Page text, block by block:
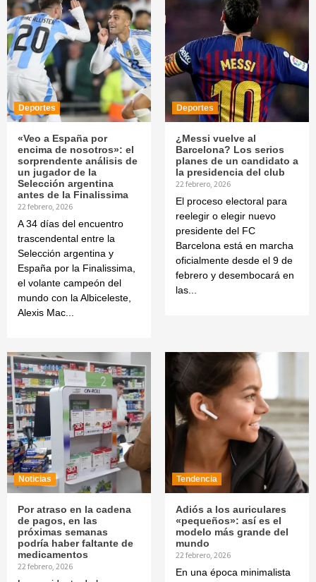
Deportes
«Veo a España por
encima de nosotros»: el
sorprendente análisis de
un jugador de la
Selección argentina
antes de la Finalissima
22 febrero, 2026
A 34 días del encuentro
trascendental entre la
Selección argentina y
España por la Finalissima,
el volante campeón del
mundo con la Albiceleste,
Alexis Mac...
Deportes
¿Messi vuelve al
Barcelona? Los serios
planes de un candidato a
la presidencia del club
22 febrero, 2026
El proceso electoral para
reelegir o elegir nuevo
presidente del FC
Barcelona está en marcha
oficialmente desde el 9 de
febrero y desembocará en
las...
Noticias
Por atraso en la cadena
de pagos, en las
próximas semanas
podría haber faltante de
medicamentos
22 febrero, 2026
Tendencia
Adiós a los auriculares
«pequeños»: así es el
modelo más grande del
mundo
22 febrero, 2026
En una época minimalista